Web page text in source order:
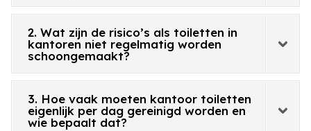
2. Wat zijn de risico’s als toiletten in
kantoren niet regelmatig worden
schoongemaakt?
3. Hoe vaak moeten kantoor toiletten
eigenlijk per dag gereinigd worden en
wie bepaalt dat?